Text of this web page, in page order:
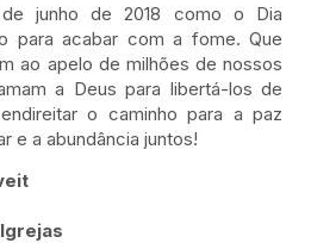
junho de 2018 como o Dia
para acabar com a fome. Que
ao apelo de milhões de nossos
a Deus para libertá-los de
o caminho para a paz
e a abundância juntos!